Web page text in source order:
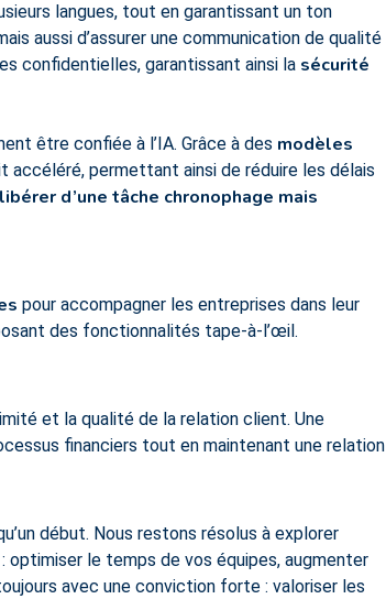
langues, tout en garantissant un ton
aussi d’assurer une communication de qualité
confidentielles, garantissant ainsi la sécurité
être confiée à l’IA. Grâce à des modèles
accéléré, permettant ainsi de réduire les délais
d’une tâche chronophage mais
pour accompagner les entreprises dans leur
des fonctionnalités tape-à-l’œil.
et la qualité de la relation client. Une
financiers tout en maintenant une relation
début. Nous restons résolus à explorer
le temps de vos équipes, augmenter
avec une conviction forte : valoriser les